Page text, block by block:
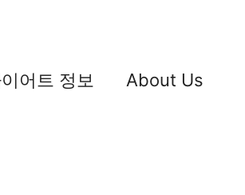
어트 정보 About Us